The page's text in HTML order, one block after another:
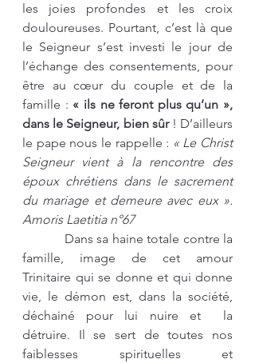
les joies profondes et les croix
douloureuses. Pourtant, c’est là que
le Seigneur s’est investi le jour de
l’échange des consentements, pour
être au cœur du couple et de la
famille : « ils ne feront plus qu’un »,
dans le Seigneur, bien sûr ! D’ailleurs
le pape nous le rappelle : « Le Christ
Seigneur vient à la rencontre des
époux chrétiens dans le sacrement
du mariage et demeure avec eux ».
Amoris Laetitia n°67
Dans sa haine totale contre la
famille, image de cet amour
Trinitaire qui se donne et qui donne
vie, le démon est, dans la société,
déchainé pour lui nuire et  la
détruire. Il se sert de toutes nos
faiblesses spirituelles et